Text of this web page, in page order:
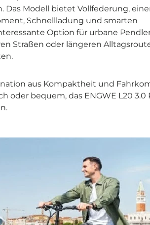
Modell bietet Vollfederung,
Schnellladung und smarten
Option für urbane
Straßen oder längeren
aus Kompaktheit und
oder bequem, das ENGWE L20 3.0